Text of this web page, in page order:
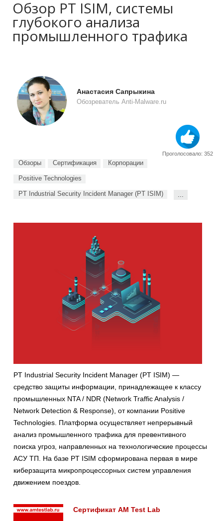
Обзор PT ISIM, системы
глубокого анализа
промышленного трафика
Анастасия Сапрыкина
Обозреватель Anti-Malware.ru
Проголосовало: 352
Обзоры Сертификация Корпорации
Positive Technologies
PT Industrial Security Incident Manager (PT ISIM) ...
PT Industrial Security Incident Manager (PT ISIM) —
средство защиты информации, принадлежащее к классу
промышленных NTA / NDR (Network Traffic Analysis /
Network Detection & Response), от компании Positive
Technologies. Платформа осуществляет непрерывный
анализ промышленного трафика для превентивного
поиска угроз, направленных на технологические процессы
АСУ ТП. На базе PT ISIM сформирована первая в мире
киберзащита микропроцессорных систем управления
движением поездов.
Сертификат AM Test Lab